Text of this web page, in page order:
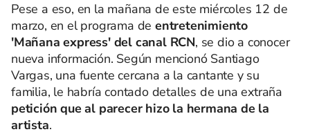
Pese a eso, en la mañana de este miércoles 12 de
marzo, en el programa deentretenimiento
'Mañana express' del canal RCN, se dio a conocer
nueva información. Según mencionó Santiago
Vargas, una fuente cercana a la cantante y su
familia, le habría contado detalles de una extraña
petición que al parecer hizo la hermana de la
artista.